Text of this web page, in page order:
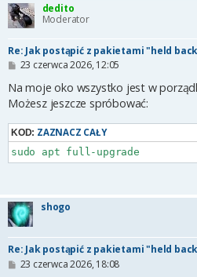
Summary:
Upgrading: 0, Installing:
seb@wolf:~$ sudo apt upgrade
Calculating upgrade...
requested an impossible
distribution that some
or been moved out of Incoming.
The following information
Unsatisfied dependencies:
goldendict-ng : Depends:
libasound2-plugins:i386 :
libavcodec61 : Depends:
Depends:
libmgba0.10t64 : Depends:
Depends:
libqt6multimedia6 : Depends:
dedito
Moderator
Re: Jak postąpić z pakietami "held
P
s
t
23 czerwca 2026, 12:05
Na moje oko wszystko jest w
Możesz jeszcze spróbować:
KOD: ZAZNACZ CAŁY
sudo apt full-upgrade
shogo
Re: Jak postąpić z pakietami "held
P23 czerwca 2026, 18:08